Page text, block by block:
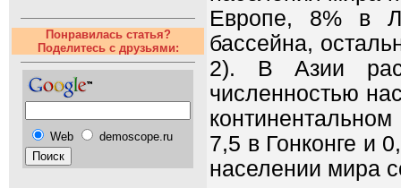
Понравилась статья?
Поделитесь с друзьями:
Web demoscope.ru
Европе, 8% в
бассейна,
2). В Азии
численностью
7,5 в Гонконге и
населении мира